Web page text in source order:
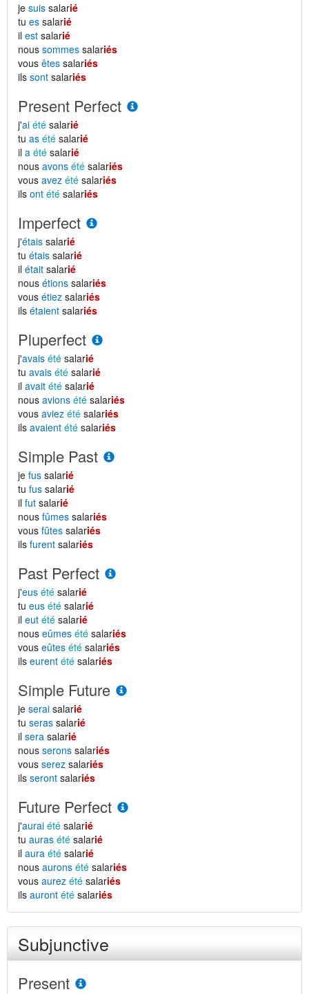
je suis salarié
tu es salarié
il est salarié
nous sommes salariés
vous êtes salariés
ils sont salariés
Present Perfect
j'ai été salarié
tu as été salarié
il a été salarié
nous avons été salariés
vous avez été salariés
ils ont été salariés
Imperfect
j'étais salarié
tu étais salarié
il était salarié
nous étions salariés
vous étiez salariés
ils étaient salariés
Pluperfect
j'avais été salarié
tu avais été salarié
il avait été salarié
nous avions été salariés
vous aviez été salariés
ils avaient été salariés
Simple Past
je fus salarié
tu fus salarié
il fut salarié
nous fûmes salariés
vous fûtes salariés
ils furent salariés
Past Perfect
j'eus été salarié
tu eus été salarié
il eut été salarié
nous eûmes été salariés
vous eûtes été salariés
ils eurent été salariés
Simple Future
je serai salarié
tu seras salarié
il sera salarié
nous serons salariés
vous serez salariés
ils seront salariés
Future Perfect
j'aurai été salarié
tu auras été salarié
il aura été salarié
nous aurons été salariés
vous aurez été salariés
ils auront été salariés
Subjunctive
Present